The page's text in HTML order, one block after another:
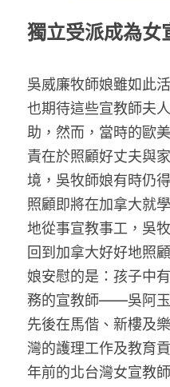
獨立受派成為女
吳威廉牧師娘雖如此
也期待這些宣教師夫
助，然而，當時的歐
責在於照顧好丈夫與
境，吳牧師娘有時仍
照顧即將在加拿大就
地從事宣教事工，吳
回到加拿大好好地照
娘安慰的是：孩子中
務的宣教師——吳阿玉
先後在馬偕、新樓及
灣的護理工作及教育
年前的北台灣女宣教